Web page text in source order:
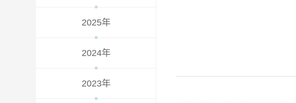
2025年
2024年
2023年